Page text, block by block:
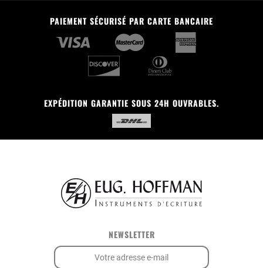
PAIEMENT SÉCURISÉ PAR CARTE BANCAIRE
EXPÉDITION GARANTIE SOUS 24H OUVRABLES.
NEWSLETTER